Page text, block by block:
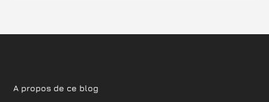
A propos de ce blog